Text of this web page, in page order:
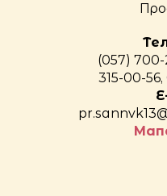
(057) 700-
315-00-